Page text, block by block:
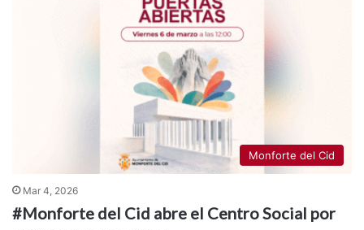
Monforte del Cid
Mar 4, 2026
#Monforte del Cid abre el Centro Social por